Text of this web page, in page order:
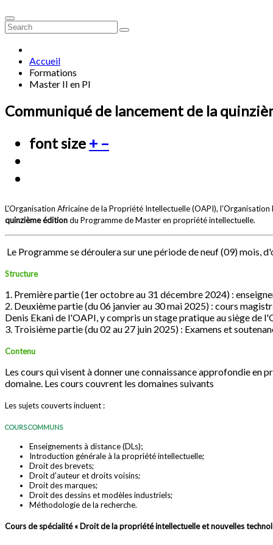
Accueil
Formations
Master II en PI
Communiqué de lancement de la
font size + –
L'Organisation Africaine de la Propriété Intellectuelle (OAPI),
quinzième éditiondu Programme de Master en propriété intellectuelle.
Le Programme se déroulera sur une période de neuf (09)
Structure
1. Première partie (1er octobre au 31 décembre 2024) :
2. Deuxième partie (du 06 janvier au 30 mai 2025) : cours
Denis Ekani de l'OAPI, y compris un stage pratique au siège
3. Troisième partie (du 02 au 27 juin 2025) : Examens et
Contenu
Les cours qui visent à donner une connaissance approfondie
domaine. Les cours couvrent les domaines suivants
Les sujets couverts incluent :
COURS COMMUNS
Enseignements à distance (DLs);
Introduction générale à la propriété intellectuelle;
Droit des brevets;
Droit d'auteur et droits voisins;
Droit des marques;
Droit des dessins et modèles industriels;
Méthodologie de la recherche.
Cours de spécialité « Droit de la propriété intellectuelle et nouvelles